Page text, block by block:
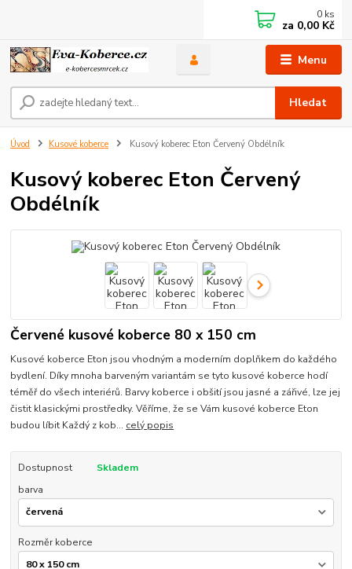
Menu
Hledat
0 ks
za 0,00 Kč
Úvod Kusové koberce Kusový koberec Eton Červený Obdélník
Kusový koberec Eton Červený
Obdélník
Červené kusové koberce 80 x 150 cm
Kusové koberce Eton jsou vhodným a moderním doplňkem do každého
bydlení. Díky mnoha barveným variantám se tyto kusové koberce hodí
téměř do všech interiérů. Barvy koberce i obšití jsou jasné a zářivé, lze jej
čistit klasickými prostředky. Věříme, že se Vám kusové koberce Eton
budou líbit Každý z kob... celý popis
Dostupnost
Skladem
barva
Rozměr koberce